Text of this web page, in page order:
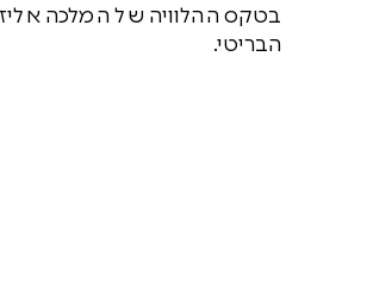
בטקס ההלוויה של המלכה
הבריטי.